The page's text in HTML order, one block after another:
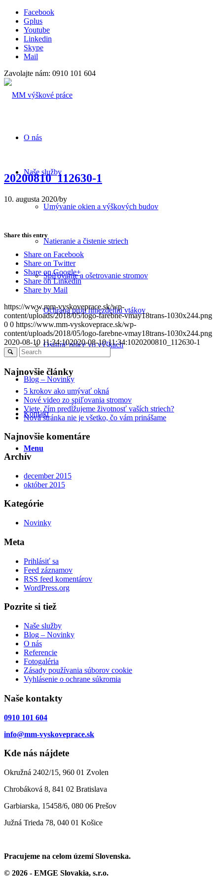
Facebook
Gplus
Youtube
Linkedin
Skype
Mail
Zavolajte nám: 0910 101 604
O nás
Naše služby
Umývanie okien a výškových budov
Natieranie a čistenie striech
Spiľovanie a ošetrovanie stromov
Ochrana proti hniezdeniu vtákov
Ostatné práce vo výškach
Blog – Novinky
Kontakt
Menu
20200810_112630-1
10. augusta 2020/by
Share this entry
Share on Facebook
Share on Twitter
Share on Google+
Share on Linkedin
Share by Mail
https://www.mm-vyskoveprace.sk/wp-
content/uploads/2018/05/logo-farebne-vmay18trans-1030x244.png
0 0 https://www.mm-vyskoveprace.sk/wp-
content/uploads/2018/05/logo-farebne-vmay18trans-1030x244.png
2020-08-10 11:34:102020-08-10 11:34:1020200810_112630-1
Najnovšie články
5 krokov ako umývať okná
Nové video zo spiľovania stromov
Viete, čím predĺžujeme životnosť vaších striech?
Nová stránka nie je všetko, čo vám prinášame
Najnovšie komentáre
Archív
december 2015
október 2015
Kategórie
Novinky
Meta
Prihlásiť sa
Feed záznamov
RSS feed komentárov
WordPress.org
Pozrite si tiež
Naše služby
Blog – Novinky
O nás
Referencie
Fotogaléria
Zásady používania súborov cookie
Vyhlásenie o ochrane súkromia
Naše kontakty
0910 101 604
info@mm-vyskoveprace.sk
Kde nás nájdete
Okružná 2402/15, 960 01 Zvolen
Chrobáková 8, 841 02 Bratislava
Garbiarska, 15458/6, 080 06 Prešov
Južná Trieda 78, 040 01 Košice
Pracujeme na celom území Slovenska.
© 2026 - EMGE Slovakia, s.r.o.